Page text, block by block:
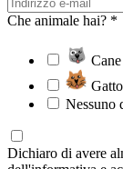
Che animale hai? *
Cane
Gatto
Nessuno
Dichiaro di avere